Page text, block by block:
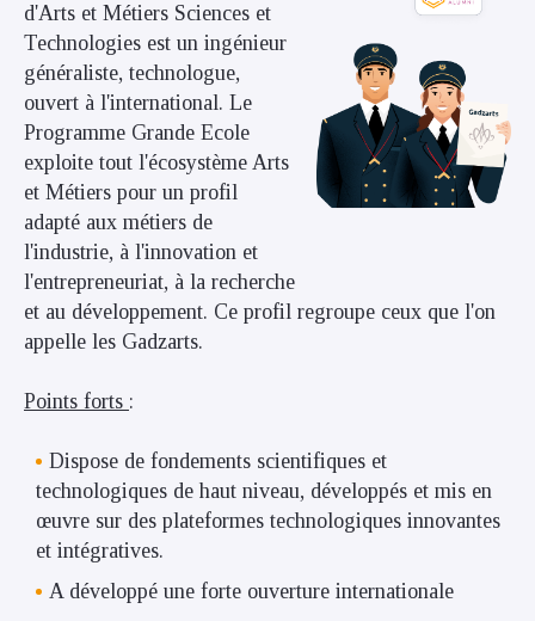
d'Arts et Métiers Sciences et
Technologies est un ingénieur
généraliste, technologue,
ouvert à l'international. Le
Programme Grande Ecole
exploite tout l'écosystème Arts
et Métiers pour un profil
adapté aux métiers de
l'industrie, à l'innovation et
l'entrepreneuriat, à la recherche
et au développement. Ce profil regroupe ceux que l'on
appelle les Gadzarts.
Points forts :
Dispose de fondements scientifiques et
technologiques de haut niveau, développés et mis en
œuvre sur des plateformes technologiques innovantes
et intégratives.
A développé une forte ouverture internationale